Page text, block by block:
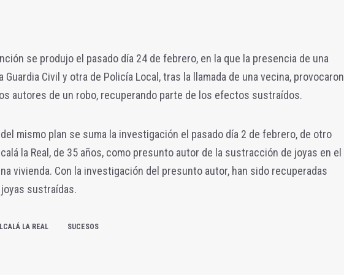
se produjo el pasado día 24 de febrero, en la que la presencia de una
Guardia Civil y otra de Policía Local, tras la llamada de una vecina, provocaron
autores de un robo, recuperando parte de los efectos sustraídos.
mismo plan se suma la investigación el pasado día 2 de febrero, de otro
la Real, de 35 años, como presunto autor de la sustracción de joyas en el
vivienda. Con la investigación del presunto autor, han sido recuperadas
sustraídas.
LA REAL SUCESOS